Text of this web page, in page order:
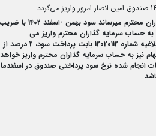
به اطلاع سرمایه گذاران محترم میرساند سود بهمن -اسفند 1402
20.548 ریال به حساب سرمایه گذاران محترم واریز می
گردد.همچنین پیرو ابلاغیه شماره 12020112 بابت پرداخت سود، 2 درصد از
نیز به حساب سرمایه گذاران محترم واریز خواهد
انجام شده نرخ سود پرداختی صندوق در